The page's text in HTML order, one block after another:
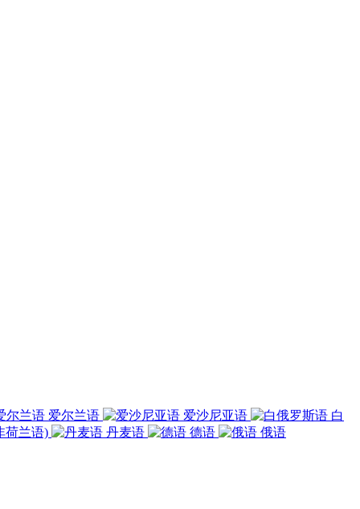
爱尔兰语 爱沙尼亚语
白
荷兰语)
丹麦语 德语 俄语